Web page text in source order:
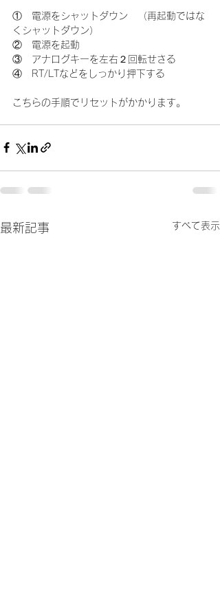
①　電源をシャットダウン　（再起動ではな
くシャットダウン）
②　電源を起動
③　アナログキーを左右２回転せさる
④　RT/LTなどをしっかり押下する
こちらの手順でリセットがかかります。
最新記事 すべて表示